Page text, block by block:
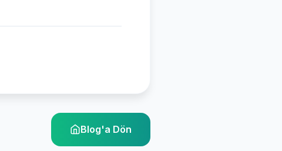
Blog'a Dön